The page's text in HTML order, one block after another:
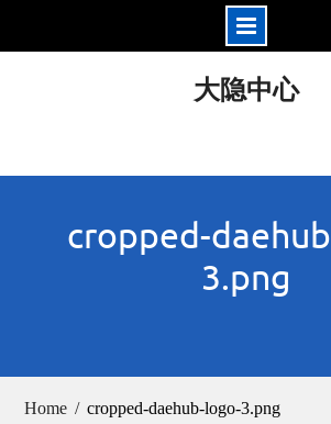
大隐中心
cropped-
3.png
Home cropped-daehub-logo-3.png